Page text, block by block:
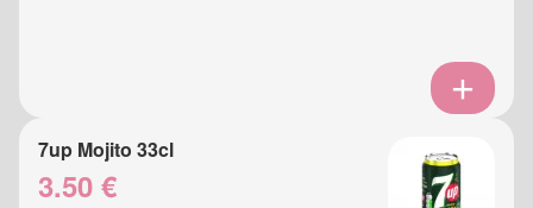
7up Mojito 33cl
3.50 €